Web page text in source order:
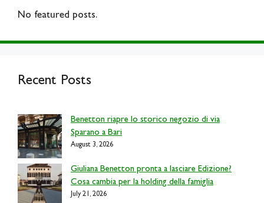
No featured posts.
Recent Posts
Benetton riapre lo storico negozio di via
Sparano a Bari
August 3, 2026
Giuliana Benetton pronta a lasciare Edizione?
Cosa cambia per la holding della famiglia
July 21, 2026